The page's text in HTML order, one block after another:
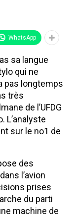
WhatsApp
sa langue
qui ne
pas longtemps
très
de l’UFDG
L’analyste
sur le no1 de
des
l’avion
prises
du parti
machine de